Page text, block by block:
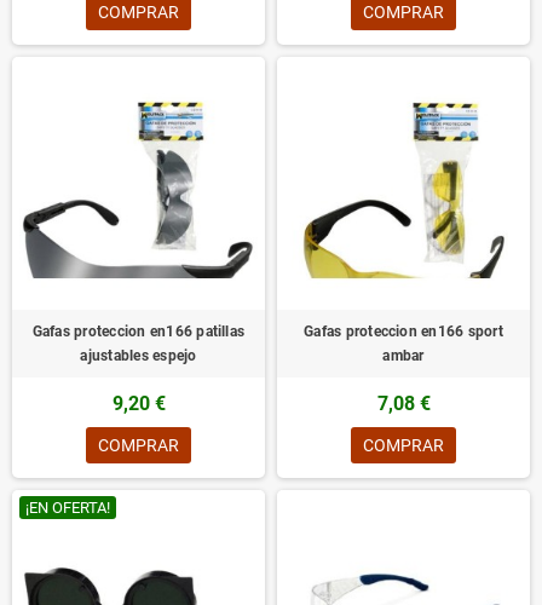
COMPRAR COMPRAR
Gafas proteccion en166 patillas
ajustables espejo
9,20 €
COMPRAR
Gafas proteccion en166 sport
ambar
7,08 €
COMPRAR
¡EN OFERTA!